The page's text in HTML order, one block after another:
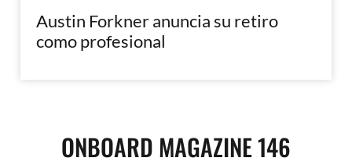
Austin Forkner anuncia su retiro
como profesional
ONBOARD MAGAZINE 146